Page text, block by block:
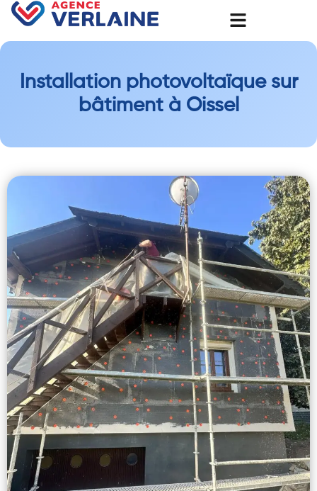
Installation photovoltaïque sur
bâtiment à Oissel